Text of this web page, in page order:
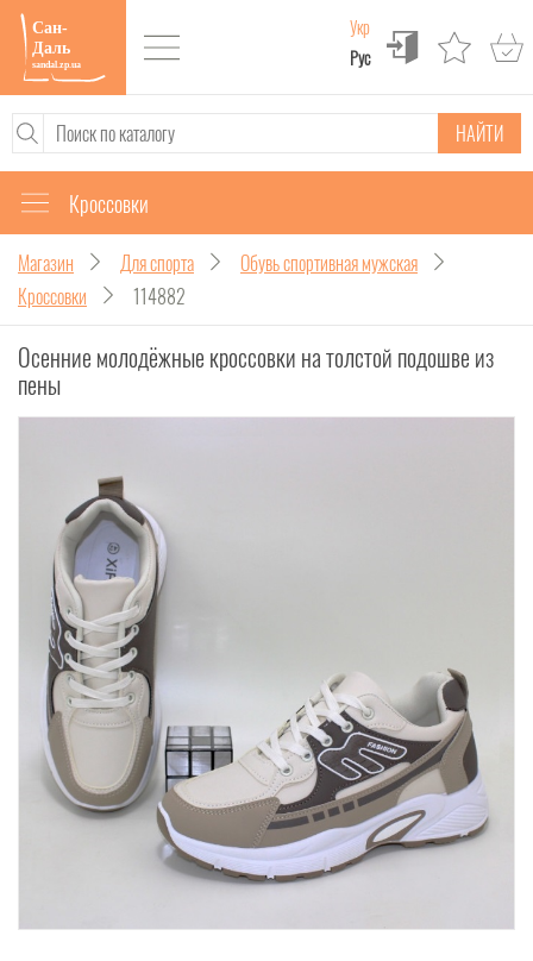
Укр
Рус
НАЙТИ
Кроссовки
Магазин Для спорта
Обувь спортивная мужская
Кроссовки
114882
Осенние молодёжные кроссовки на толстой подошве из
пены